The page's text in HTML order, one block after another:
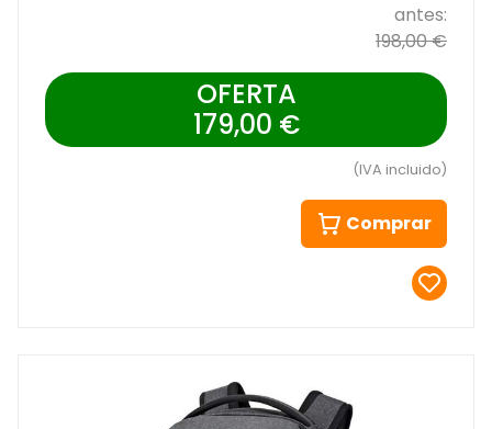
antes:
198,00 €
OFERTA
179,00 €
(IVA incluido)
Comprar